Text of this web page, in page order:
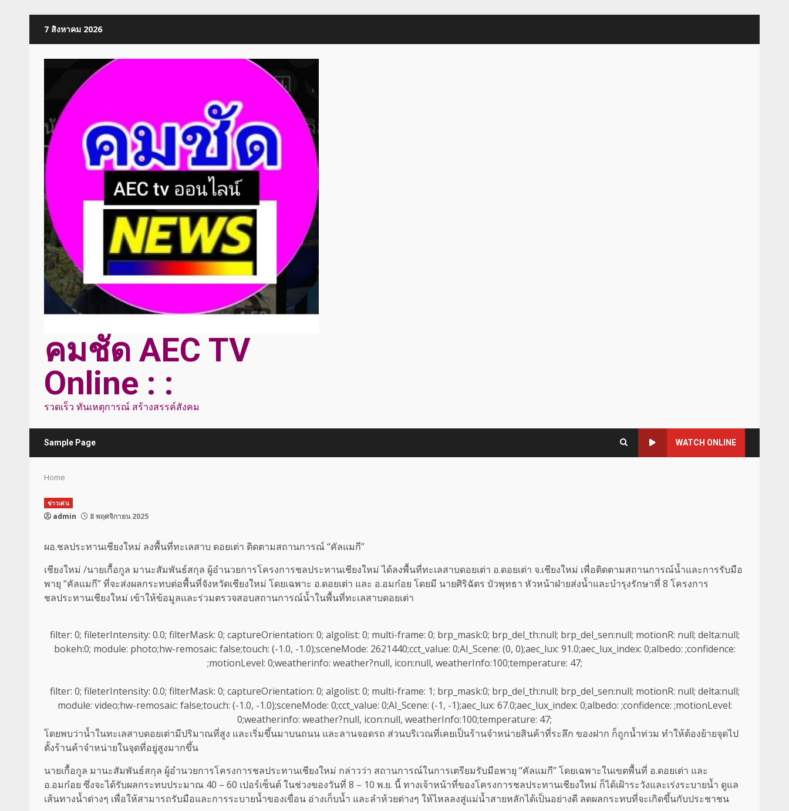
7 สิงหาคม 2026
คมชัด AEC TV
Online : :
รวดเร็ว ทันเหตุการณ์ สร้างสรรค์สังคม
Sample Page WATCH ONLINE
Home
ข่าวเด่น
admin 8 พฤศจิกายน 2025
ผอ.ชลประทานเชียงใหม่ ลงพื้นที่ทะเลสาบ ดอยเต่า ติดตามสถานการณ์ “คัลแมกี”
เชียงใหม่ /นายเกื้อกูล มานะสัมพันธ์สกุล ผู้อำนวยการโครงการชลประทานเชียงใหม่ ได้ลงพื้นที่ทะเลสาบดอยเต่า อ.ดอยเต่า จ.เชียงใหม่ เพื่อติดตามสถานการณ์น้ำและการรับมือ
พายุ “คัลแมกี” ที่จะส่งผลกระทบต่อพื้นที่จังหวัดเชียงใหม่ โดยเฉพาะ อ.ดอยเต่า และ อ.อมก๋อย โดยมี นายศิริฉัตร บัวพุทธา หัวหน้าฝ่ายส่งน้ำและบำรุงรักษาที่ 8 โครงการ
ชลประทานเชียงใหม่ เข้าให้ข้อมูลและร่วมตรวจสอบสถานการณ์น้ำในพื้นที่ทะเลสาบดอยเต่า
filter: 0; fileterIntensity: 0.0; filterMask: 0; captureOrientation: 0; algolist: 0; multi-frame: 0; brp_mask:0; brp_del_th:null; brp_del_sen:null; motionR: null; delta:null;
bokeh:0; module: photo;hw-remosaic: false;touch: (-1.0, -1.0);sceneMode: 2621440;cct_value: 0;AI_Scene: (0, 0);aec_lux: 91.0;aec_lux_index: 0;albedo: ;confidence:
;motionLevel: 0;weatherinfo: weather?null, icon:null, weatherInfo:100;temperature: 47;
filter: 0; fileterIntensity: 0.0; filterMask: 0; captureOrientation: 0; algolist: 0; multi-frame: 1; brp_mask:0; brp_del_th:null; brp_del_sen:null; motionR: null; delta:null;
module: video;hw-remosaic: false;touch: (-1.0, -1.0);sceneMode: 0;cct_value: 0;AI_Scene: (-1, -1);aec_lux: 67.0;aec_lux_index: 0;albedo: ;confidence: ;motionLevel:
0;weatherinfo: weather?null, icon:null, weatherInfo:100;temperature: 47;
โดยพบว่าน้ำในทะเลสาบดอยเต่ามีปริมาณที่สูง และเริ่มขึ้นมาบนถนน และลานจอดรถ ส่วนบริเวณที่เคยเป็นร้านจำหน่ายสินค้าที่ระลึก ของฝาก ก็ถูกน้ำท่วม ทำให้ต้องย้ายจุดไป
ตั้งร้านค้าจำหน่ายในจุดที่อยู่สูงมากขึ้น
นายเกื้อกูล มานะสัมพันธ์สกุล ผู้อำนวยการโครงการชลประทานเชียงใหม่ กล่าวว่า สถานการณ์ในการเตรียมรับมือพายุ “คัลแมกี” โดยเฉพาะในเขตพื้นที่ อ.ดอยเต่า และ
อ.อมก๋อย ซึ่งจะได้รับผลกระทบประมาณ 40 – 60 เปอร์เซ็นต์ ในช่วงของวันที่ 8 – 10 พ.ย. นี้ ทางเจ้าหน้าที่ของโครงการชลประทานเชียงใหม่ ก็ได้เฝ้าระวังและเร่งระบายน้ำ ดูแล
เส้นทางน้ำต่างๆ เพื่อให้สามารถรับมือและการระบายน้ำของเขื่อน อ่างเก็บน้ำ และลำห้วยต่างๆ ให้ไหลลงสู่แม่น้ำสายหลักได้เป็นอย่างดี ลดผลกระทบที่จะเกิดขึ้นกับประชาชน